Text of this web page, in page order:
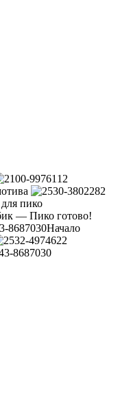
для пико
— Пико готово!
Начало